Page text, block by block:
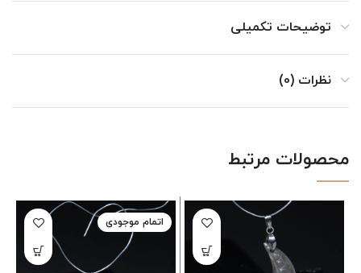
توضیحات تکمیلی
نظرات (0)
محصولات مرتبط
اتمام موجودی